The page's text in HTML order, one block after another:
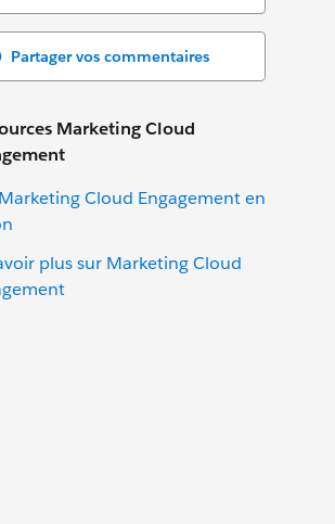
Partager vos commentaires
Marketing Cloud
Cloud Engagement en
plus sur Marketing Cloud